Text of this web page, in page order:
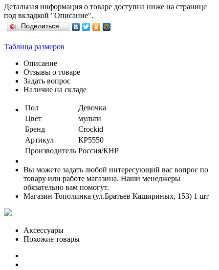
Детальная информация о товаре доступна ниже на странице
под вкладкой "Описание".
Поделиться…
Таблица размеров
Описание
Отзывы о товаре
Задать вопрос
Наличие на складе
Пол
Девочка
Цвет
мульти
Бренд
Crockid
Артикул
КР5550
Производитель Россия/КНР
Вы можете задать любой интересующий вас вопрос по
товару или работе магазина. Наши менеджеры
обязательно вам помогут.
Магазин Тополинка (ул.Братьев Кашириных, 153) 1 шт
Аксессуары
Похожие товары